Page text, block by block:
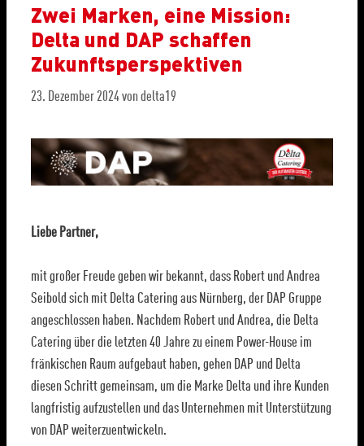
Zwei Marken, eine Mission:
Delta und DAP schaffen
Zukunftsperspektiven
23. Dezember 2024vondelta19
Liebe Partner,
mit großer Freude geben wir bekannt, dass Robert und Andrea
Seibold sich mit Delta Catering aus Nürnberg, der DAP Gruppe
angeschlossen haben. Nachdem Robert und Andrea, die Delta
Catering über die letzten 40 Jahre zu einem Power-House im
fränkischen Raum aufgebaut haben, gehen DAP und Delta
diesen Schritt gemeinsam, um die Marke Delta und ihre Kunden
langfristig aufzustellen und das Unternehmen mit Unterstützung
von DAP weiterzuentwickeln.